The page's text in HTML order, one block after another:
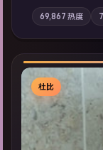
记忆碎片重组后
配乐强化地域气
线看」延展检索
69,867 热度
杜比